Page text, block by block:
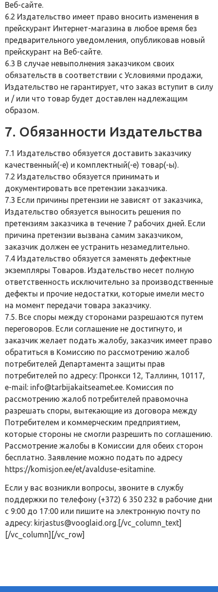
Веб-сайте.
6.2 Издательство имеет право вносить изменения в
прейскурант Интернет-магазина в любое время без
предварительного уведомления, опубликовав новый
прейскурант на Веб-сайте.
6.3 В случае невыполнения заказчиком своих
обязательств в соответствии с Условиями продажи,
Издательство не гарантирует, что заказ вступит в силу
и / или что товар будет доставлен надлежащим
образом.
7. Обязанности Издательства
7.1 Издательство обязуется доставить заказчику
качественный(-е) и комплектный(-е) товар(-ы).
7.2 Издательство обязуется принимать и
документировать все претензии заказчика.
7.3 Если причины претензии не зависят от заказчика,
Издательство обязуется выносить решения по
претензиям заказчика в течение 7 рабочих дней. Если
причина претензии вызвана самим заказчиком,
заказчик должен ее устранить незамедлительно.
7.4 Издательство обязуется заменять дефектные
экземпляры Товаров. Издательство несет полную
ответственность исключительно за производственные
дефекты и прочие недостатки, которые имели место
на момент передачи товара заказчику.
7.5. Все споры между сторонами разрешаются путем
переговоров. Если соглашение не достигнуто, и
заказчик желает подать жалобу, заказчик имеет право
обратиться в Комиссию по рассмотрению жалоб
потребителей Департамента защиты прав
потребителей по адресу: Пронкси 12, Таллинн, 10117,
e-mail: info@tarbijakaitseamet.ee. Комиссия по
рассмотрению жалоб потребителей правомочна
разрешать споры, вытекающие из договора между
Потребителем и коммерческим предприятием,
которые стороны не смогли разрешить по соглашению.
Рассмотрение жалобы в Комиссии для обеих сторон
бесплатно. Заявление можно подать по адресу
https://komisjon.ee/et/avalduse-esitamine.
Если у вас возникли вопросы, звоните в службу
поддержки по телефону (+372) 6 350 232 в рабочие дни
с 9:00 до 17:00 или пишите на электронную почту по
адресу: kirjastus@vooglaid.org.[/vc_column_text]
[/vc_column][/vc_row]